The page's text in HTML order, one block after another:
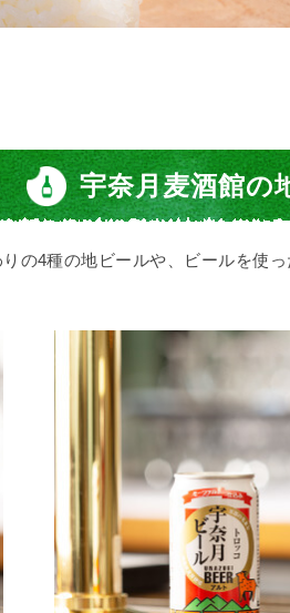
宇奈月麦酒館の
の4種の地ビールや、ビールを使